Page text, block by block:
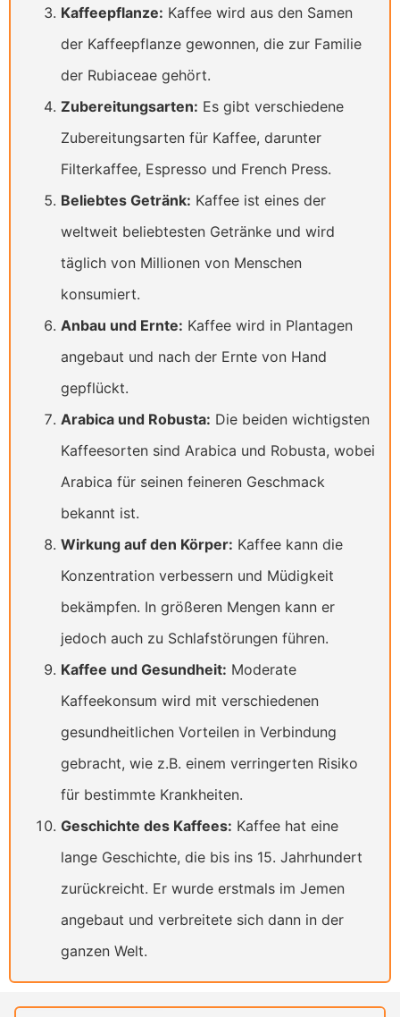
Kaffeepflanze: Kaffee wird aus den Samen
der Kaffeepflanze gewonnen, die zur Familie
der Rubiaceae gehört.
Zubereitungsarten: Es gibt verschiedene
Zubereitungsarten für Kaffee, darunter
Filterkaffee, Espresso und French Press.
Beliebtes Getränk: Kaffee ist eines der
weltweit beliebtesten Getränke und wird
täglich von Millionen von Menschen
konsumiert.
Anbau und Ernte: Kaffee wird in Plantagen
angebaut und nach der Ernte von Hand
gepflückt.
Arabica und Robusta: Die beiden wichtigsten
Kaffeesorten sind Arabica und Robusta, wobei
Arabica für seinen feineren Geschmack
bekannt ist.
Wirkung auf den Körper: Kaffee kann die
Konzentration verbessern und Müdigkeit
bekämpfen. In größeren Mengen kann er
jedoch auch zu Schlafstörungen führen.
Kaffee und Gesundheit: Moderate
Kaffeekonsum wird mit verschiedenen
gesundheitlichen Vorteilen in Verbindung
gebracht, wie z.B. einem verringerten Risiko
für bestimmte Krankheiten.
Geschichte des Kaffees: Kaffee hat eine
lange Geschichte, die bis ins 15. Jahrhundert
zurückreicht. Er wurde erstmals im Jemen
angebaut und verbreitete sich dann in der
ganzen Welt.